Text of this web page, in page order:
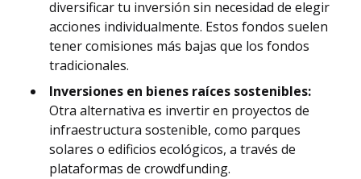
diversificar tu inversión sin necesidad de elegir
acciones individualmente. Estos fondos suelen
tener comisiones más bajas que los fondos
tradicionales.
Inversiones en bienes raíces sostenibles:
Otra alternativa es invertir en proyectos de
infraestructura sostenible, como parques
solares o edificios ecológicos, a través de
plataformas de crowdfunding.